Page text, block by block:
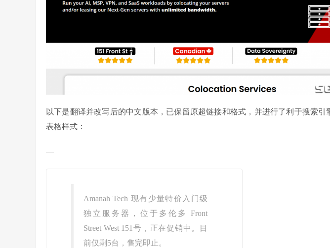
以下是翻译并改写后的中文版本，已保留原超链接和格式，并进行了利于搜索
表格样式：
—
Amanah Tech 现有少量特价入门级
独立服务器，位于多伦多 Front
Street West 151号，正在促销中。目
前仅剩5台，售完即止。